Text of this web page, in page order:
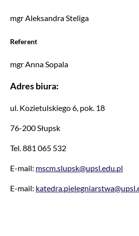
mgr Aleksandra Steliga
Referent
mgr Anna Sopala
Adres biura:
ul. Kozietulskiego 6, pok. 18
76-200 Słupsk
Tel. 881 065 532
E-mail: mscm.slupsk@upsl.edu.pl
E-mail: